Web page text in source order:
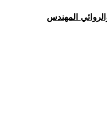
المهندس